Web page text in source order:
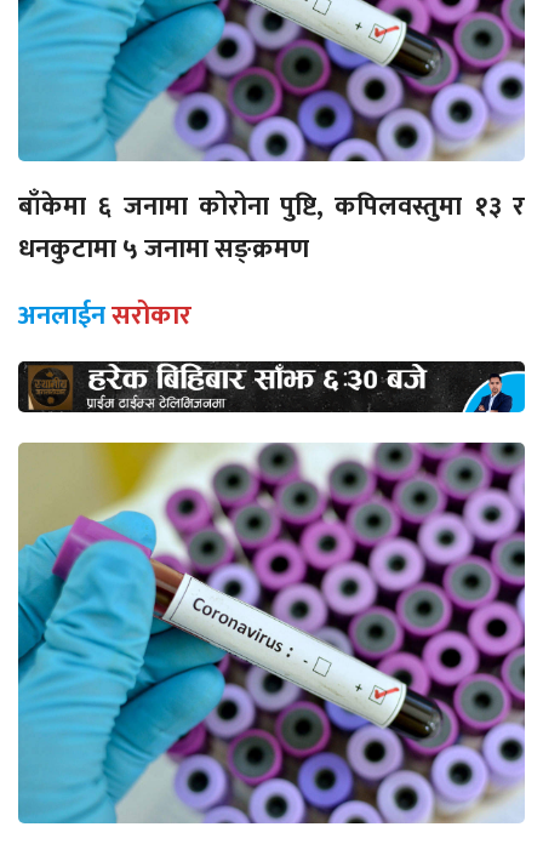
बाँकेमा ६ जनामा कोरोना पुष्टि, कपिलवस्तुमा १३ र
धनकुटामा ५ जनामा सङ्क्रमण
अनलाईनसरोकार